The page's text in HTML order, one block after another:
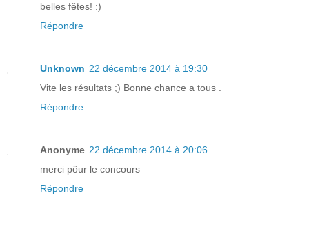
belles fêtes! :)
Répondre
Unknown 22 décembre 2014 à 19:30
Vite les résultats ;) Bonne chance a tous .
Répondre
Anonyme 22 décembre 2014 à 20:06
merci pôur le concours
Répondre